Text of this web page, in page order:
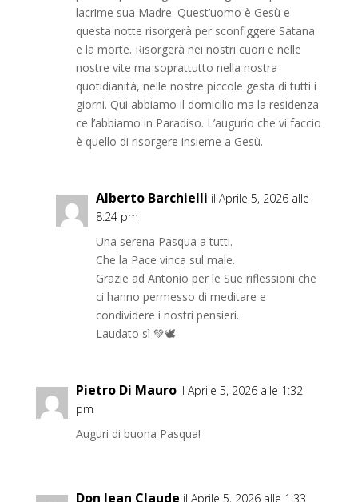
lacrime sua Madre. Quest’uomo è Gesù e
questa notte risorgerà per sconfiggere Satana
e la morte. Risorgerà nei nostri cuori e nelle
nostre vite ma soprattutto nella nostra
quotidianità, nelle nostre piccole gesta di tutti i
giorni. Qui abbiamo il domicilio ma la residenza
ce l’abbiamo in Paradiso. L’augurio che vi faccio
è quello di risorgere insieme a Gesù.
Alberto Barchielli il Aprile 5, 2026 alle
8:24 pm
Una serena Pasqua a tutti.
Che la Pace vinca sul male.
Grazie ad Antonio per le Sue riflessioni che
ci hanno permesso di meditare e
condividere i nostri pensieri.
Laudato sì 💚🕊️
Pietro Di Mauro il Aprile 5, 2026 alle 1:32
pm
Auguri di buona Pasqua!
Don Jean Claude il Aprile 5, 2026 alle 1:33